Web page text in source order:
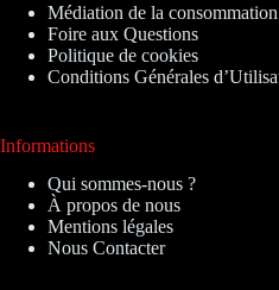
Médiation de la consommation
Foire aux Questions
Politique de cookies
Conditions Générales
Informations
Qui sommes-nous ?
À propos de nous
Mentions légales
Nous Contacter